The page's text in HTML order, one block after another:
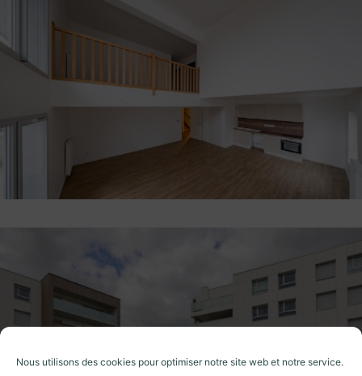
Nous utilisons des cookies pour optimiser notre site web et notre service.